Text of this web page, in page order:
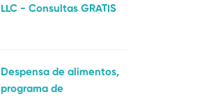
LLC - Consultas GRATIS
Despensa de alimentos,
programa de